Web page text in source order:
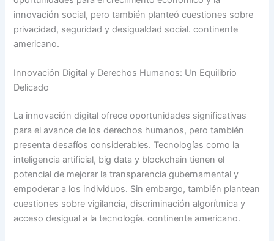
innovación social, pero también planteó cuestiones sobre
privacidad, seguridad y desigualdad social. continente
americano.
Innovación Digital y Derechos Humanos: Un Equilibrio
Delicado
La innovación digital ofrece oportunidades significativas
para el avance de los derechos humanos, pero también
presenta desafíos considerables. Tecnologías como la
inteligencia artificial, big data y blockchain tienen el
potencial de mejorar la transparencia gubernamental y
empoderar a los individuos. Sin embargo, también plantean
cuestiones sobre vigilancia, discriminación algorítmica y
acceso desigual a la tecnología. continente americano.